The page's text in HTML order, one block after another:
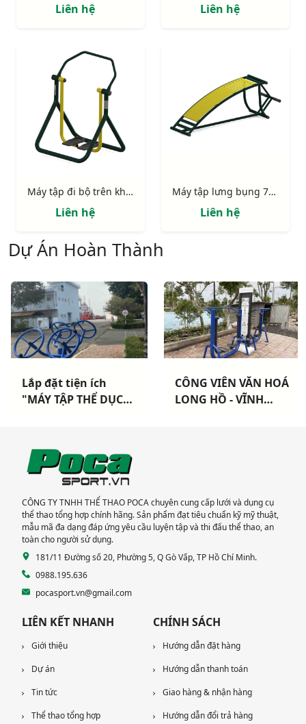
Liên hệ Liên hệ
Máy tập đi bộ trên không 721421
Liên hệ
Máy tập lưng bụng 721311
Liên hệ
Dự Án Hoàn Thành
Lắp đặt tiện ích
"MÁY TẬP THỂ DỤC
TP Vũng Tàu
CÔNG VIÊN VĂN HOÁ
LONG HỒ - VĨNH
CÔNG TY TNHH THỂ THAO POCA chuyên cung cấp lưới và dụng cụ
thể thao tổng hợp chính hãng. Sản phẩm đạt tiêu chuẩn kỹ mỹ thuật,
mẫu mã đa dạng đáp ứng yêu cầu luyện tập và thi đấu thể thao, an
toàn cho người sử dụng.
181/11 Đường số 20, Phường 5, Q Gò Vấp, TP Hồ Chí Minh.
0988.195.636
pocasport.vn@gmail.com
LIÊN KẾT NHANH
Giới thiệu
Dự án
Tin tức
Thể thao tổng hợp
CHÍNH SÁCH
Hướng dẫn đặt hàng
Hướng dẫn thanh toán
Giao hàng & nhận hàng
Hướng dẫn đổi trả hàng